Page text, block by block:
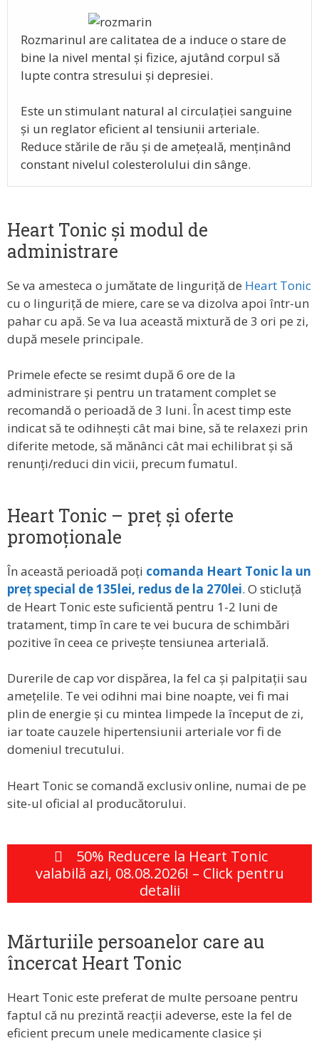
Rozmarinul are calitatea de a induce o stare de
bine la nivel mental și fizice, ajutând corpul să
lupte contra stresului și depresiei.
Este un stimulant natural al circulației sanguine
și un reglator eficient al tensiunii arteriale.
Reduce stările de rău și de amețeală, menținând
constant nivelul colesterolului din sânge.
Heart Tonic și modul de
administrare
Se va amesteca o jumătate de linguriță de Heart Tonic
cu o linguriță de miere, care se va dizolva apoi într-un
pahar cu apă. Se va lua această mixtură de 3 ori pe zi,
după mesele principale.
Primele efecte se resimt după 6 ore de la
administrare și pentru un tratament complet se
recomandă o perioadă de 3 luni. În acest timp este
indicat să te odihnești cât mai bine, să te relaxezi prin
diferite metode, să mănânci cât mai echilibrat și să
renunți/reduci din vicii, precum fumatul.
Heart Tonic – preț și oferte
promoționale
În această perioadă poți comanda Heart Tonic la un
preț special de 135lei, redus de la 270lei. O sticluță
de Heart Tonic este suficientă pentru 1-2 luni de
tratament, timp în care te vei bucura de schimbări
pozitive în ceea ce privește tensiunea arterială.
Durerile de cap vor dispărea, la fel ca și palpitații sau
amețelile. Te vei odihni mai bine noapte, vei fi mai
plin de energie și cu mintea limpede la început de zi,
iar toate cauzele hipertensiunii arteriale vor fi de
domeniul trecutului.
Heart Tonic se comandă exclusiv online, numai de pe
site-ul oficial al producătorului.
50% Reducere la Heart Tonic
valabilă azi, 08.08.2026! – Click pentru
detalii
Mărturiile persoanelor care au
încercat Heart Tonic
Heart Tonic este preferat de multe persoane pentru
faptul că nu prezintă reacții adeverse, este la fel de
eficient precum unele medicamente clasice și